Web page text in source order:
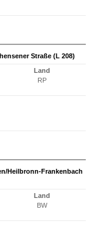
Straße (L 208)
Land
RP
Heilbronn-Frankenbach
Land
BW